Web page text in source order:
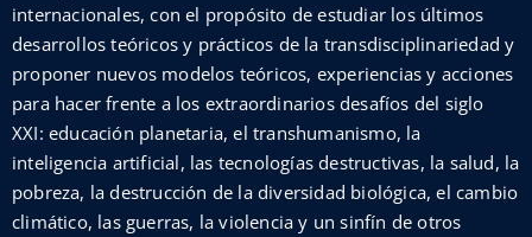
internacionales, con el propósito de estudiar los últimos
desarrollos teóricos y prácticos de la transdisciplinariedad y
proponer nuevos modelos teóricos, experiencias y acciones
para hacer frente a los extraordinarios desafíos del siglo
XXI: educación planetaria, el transhumanismo, la
inteligencia artificial, las tecnologías destructivas, la salud, la
pobreza, la destrucción de la diversidad biológica, el cambio
climático, las guerras, la violencia y un sinfín de otros